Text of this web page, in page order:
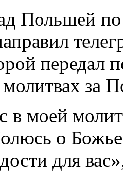
Польшей
передал
молитвах за
в моей
о
для